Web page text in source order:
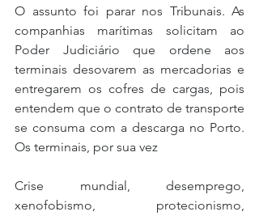
O assunto foi parar nos Tribunais. As
companhias marítimas solicitam ao
Poder Judiciário que ordene aos
terminais desovarem as mercadorias e
entregarem os cofres de cargas, pois
entendem que o contrato de transporte
se consuma com a descarga no Porto.
Os terminais, por sua vez
Crise mundial, desemprego,
xenofobismo, protecionismo,